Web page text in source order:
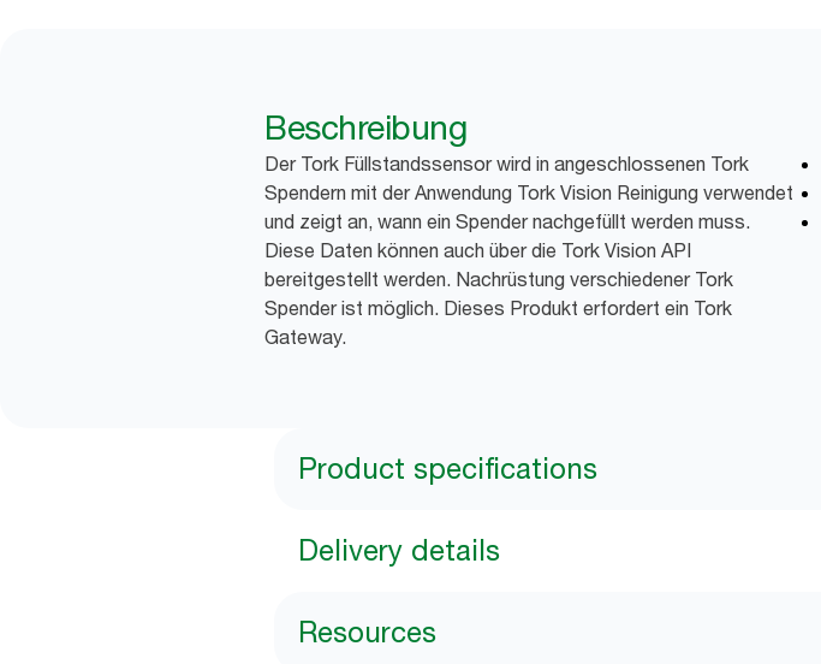
Beschreibung
Der Tork Füllstandssensor wird in angeschlossenen Tork
Spendern mit der Anwendung Tork Vision Reinigung verwendet
und zeigt an, wann ein Spender nachgefüllt werden muss.
Diese Daten können auch über die Tork Vision API
bereitgestellt werden. Nachrüstung verschiedener Tork
Spender ist möglich. Dieses Produkt erfordert ein Tork
Gateway.
Product specifications
Delivery details
Resources